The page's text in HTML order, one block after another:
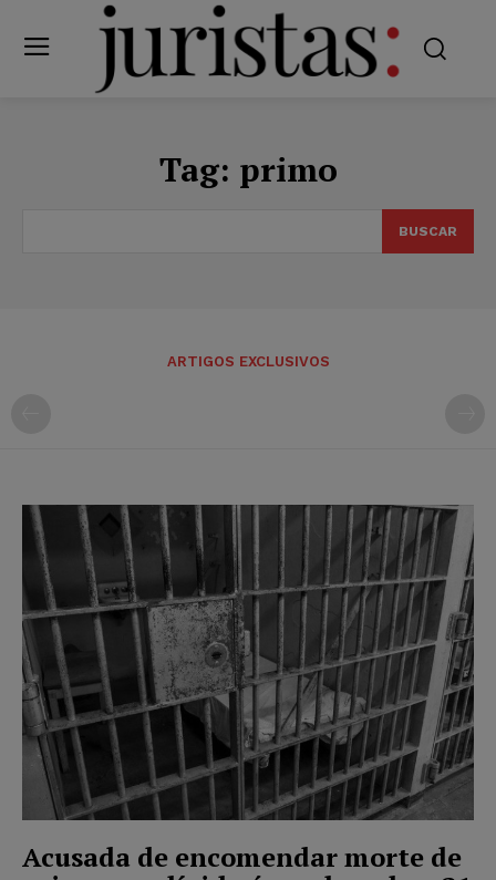
Tag: primo
BUSCAR
ARTIGOS EXCLUSIVOS
Acusada de encomendar morte de